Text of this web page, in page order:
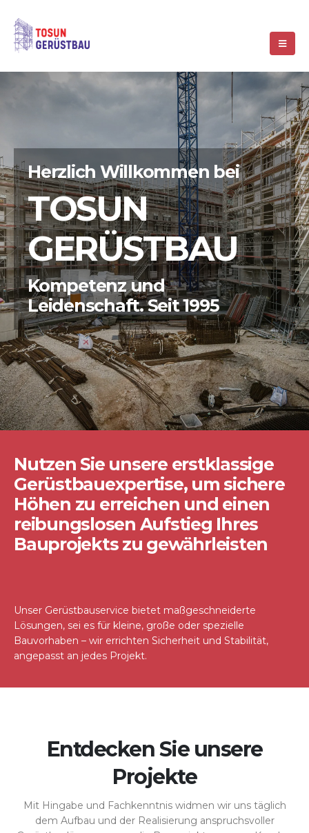
Herzlich Willkommen bei
TOSUN
GERÜSTBAU
Kompetenz und
Leidenschaft. Seit 1995
Nutzen Sie unsere erstklassige
Gerüstbauexpertise, um sichere
Höhen zu erreichen und einen
reibungslosen Aufstieg Ihres
Bauprojekts zu gewährleisten
Unser Gerüstbauservice bietet maßgeschneiderte
Lösungen, sei es für kleine, große oder spezielle
Bauvorhaben – wir errichten Sicherheit und Stabilität,
angepasst an jedes Projekt.
Entdecken Sie unsere
Projekte
Mit Hingabe und Fachkenntnis widmen wir uns täglich
dem Aufbau und der Realisierung anspruchsvoller